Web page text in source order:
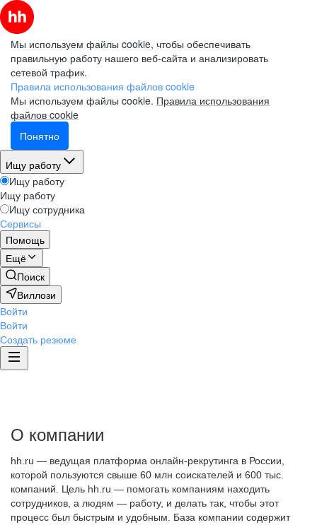
Мы используем файлы cookie, чтобы обеспечивать
правильную работу нашего веб-сайта и анализировать
сетевой трафик.
Правила использования файлов cookie
Мы используем файлы cookie. Правила использования
файлов cookie
Понятно
Ищу работу
Ищу работу
Ищу работу
Ищу сотрудника
Сервисы
Помощь
Ещё
Поиск
Виллози
Войти
Войти
Создать резюме
О компании
hh.ru — ведущая платформа онлайн-рекрутинга в России,
которой пользуются свыше 60 млн соискателей и 600 тыс.
компаний. Цель hh.ru — помогать компаниям находить
сотрудников, а людям — работу, и делать так, чтобы этот
процесс был быстрым и удобным. База компании содержит